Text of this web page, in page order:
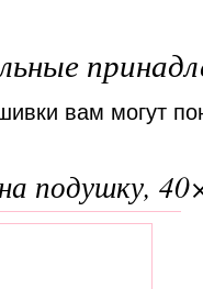
вам могут
подушку,